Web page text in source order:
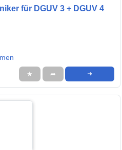
für DGUV 3 + DGUV 4
★ ➦ ➜